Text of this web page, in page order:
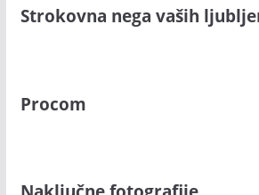
Strokovna nega vaših
Procom